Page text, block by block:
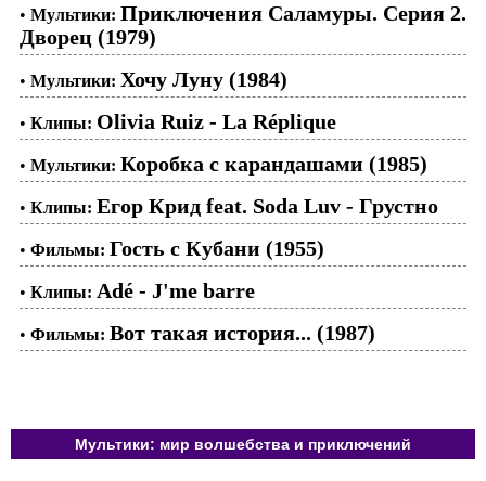
• Мультики: Приключения Саламуры. Серия 2.
Дворец (1979)
• Мультики: Хочу Луну (1984)
• Клипы: Olivia Ruiz - La Réplique
• Мультики: Коробка с карандашами (1985)
• Клипы: Егор Крид feat. Soda Luv - Грустно
• Фильмы: Гость с Кубани (1955)
• Клипы: Adé - J'me barre
• Фильмы: Вот такая история... (1987)
Мультики: мир волшебства и приключений